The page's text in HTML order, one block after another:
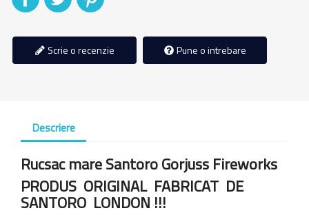
Scrie o recenzie Pune o intrebare
Descriere
Rucsac mare Santoro Gorjuss Fireworks
PRODUS ORIGINAL FABRICAT DE
SANTORO LONDON !!!